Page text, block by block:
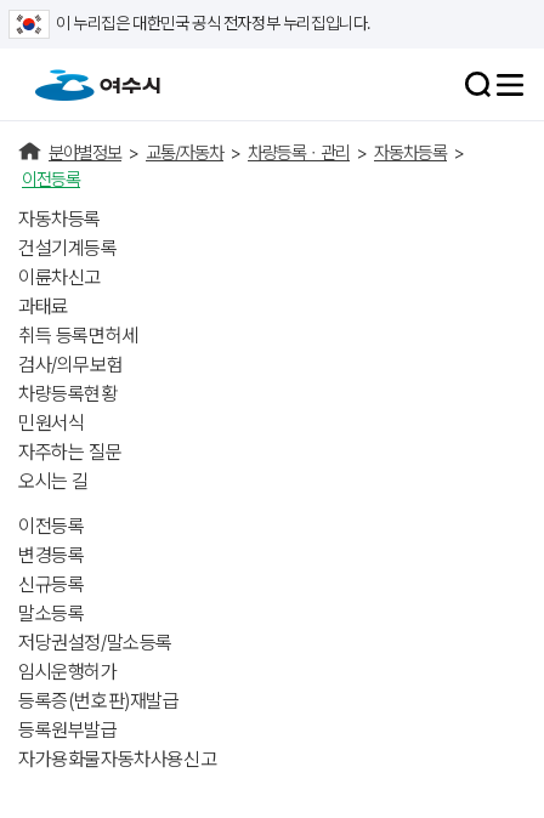
이 누리집은 대한민국 공식 전자정부 누리집입니다.
분야별정보 > 교통/자동차 > 차량등록ㆍ관리 > 자동차등록 >
이전등록
자동차등록
건설기계등록
이륜차신고
과태료
취득 등록면허세
검사/의무보험
차량등록현황
민원서식
자주하는 질문
오시는 길
이전등록
변경등록
신규등록
말소등록
저당권설정/말소등록
임시운행허가
등록증(번호판)재발급
등록원부발급
자가용화물자동차사용신고